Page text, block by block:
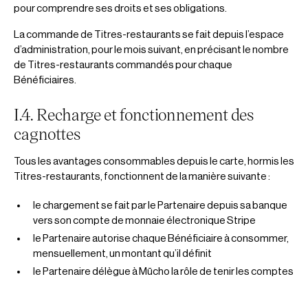
pour comprendre ses droits et ses obligations.
La commande de Titres-restaurants se fait depuis l’espace
d’administration, pour le mois suivant, en précisant le nombre
de Titres-restaurants commandés pour chaque
Bénéficiaires.
I.4. Recharge et fonctionnement des
cagnottes
Tous les avantages consommables depuis le carte, hormis les
Titres-restaurants, fonctionnent de la manière suivante :
le chargement se fait par le Partenaire depuis sa banque
vers son compte de monnaie électronique Stripe
le Partenaire autorise chaque Bénéficiaire à consommer,
mensuellement, un montant qu’il définit
le Partenaire délègue à Mūcho la rôle de tenir les comptes